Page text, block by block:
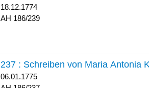
18.12.1774
186/239
237 : Schreiben von Maria Antonia
06.01.1775